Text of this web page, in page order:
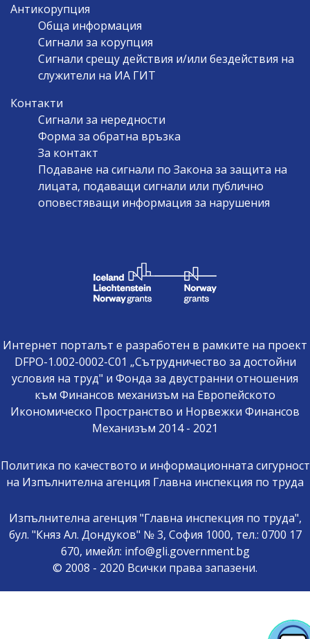
Антикорупция
Обща информация
Сигнали за корупция
Сигнали срещу действия и/или бездействия на
служители на ИА ГИТ
Контакти
Сигнали за нередности
Форма за обратна връзка
За контакт
Подаване на сигнали по Закона за защита на
лицата, подаващи сигнали или публично
оповестяващи информация за нарушения
Интернет порталът е разработен в рамките на проект
DFPO-1.002-0002-C01 „Сътрудничество за достойни
условия на труд" и Фонда за двустранни отношения
към Финансов механизъм на Европейското
Икономическо Пространство и Норвежки Финансов
Механизъм 2014 - 2021
Политика по качеството и информационната сигурност
на Изпълнителна агенция Главна инспекция по труда
Изпълнителна агенция "Главна инспекция по труда",
бул. "Княз Ал. Дондуков" № 3, София 1000, тел.: 0700 17
670, имейл: info@gli.government.bg
© 2008 - 2020 Всички права запазени.